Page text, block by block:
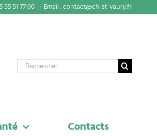
55 51 77 00 | Email : contact@ch-st-vaury.fr
Rechercher
Contacts